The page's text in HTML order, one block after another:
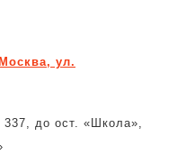
Москва, ул.
до ост. «Школа»,